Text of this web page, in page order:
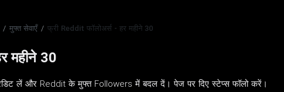
/ मुफ्त सेवाएँ / फ्री Reddit फॉलोअर्स - हर महीने 30
महीने 30
लें और Reddit के मुफ्त Followers में बदल दें। पेज पर दिए स्टेप्स फॉलो करें।